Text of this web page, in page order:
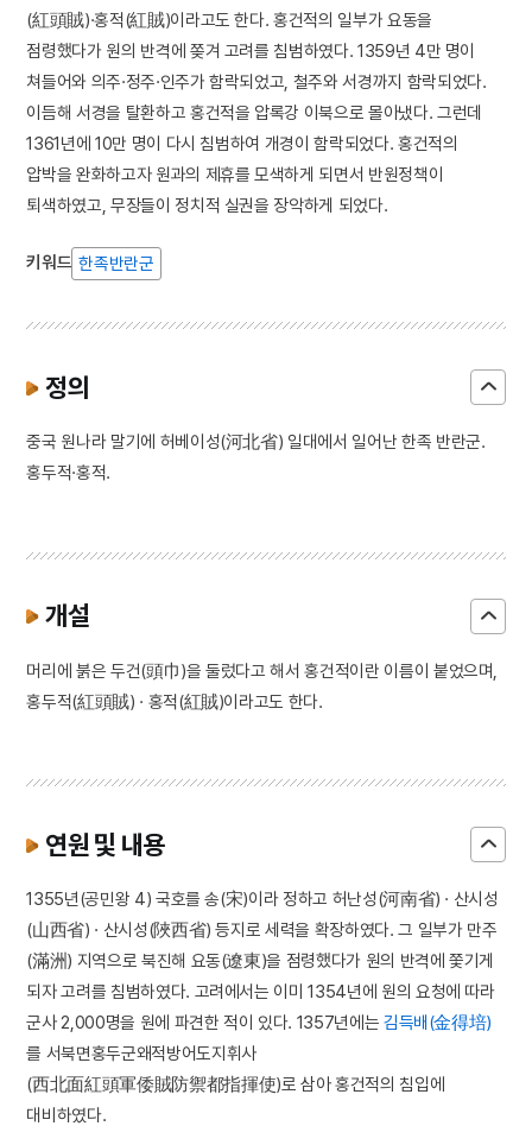
(紅頭賊)·홍적(紅賊)이라고도 한다. 홍건적의 일부가 요동을
점령했다가 원의 반격에 쫒겨 고려를 침범하였다. 1359년 4만 명이
쳐들어와 의주·정주·인주가 함락되었고, 철주와 서경까지 함락되었다.
이듬해 서경을 탈환하고 홍건적을 압록강 이북으로 몰아냈다. 그런데
1361년에 10만 명이 다시 침범하여 개경이 함락되었다. 홍건적의
압박을 완화하고자 원과의 제휴를 모색하게 되면서 반원정책이
퇴색하였고, 무장들이 정치적 실권을 장악하게 되었다.
키워드 한족반란군
정의
중국 원나라 말기에 허베이성(河北省) 일대에서 일어난 한족 반란군.
홍두적·홍적.
개설
머리에 붉은 두건(頭巾)을 둘렀다고 해서 홍건적이란 이름이 붙었으며,
홍두적(紅頭賊) · 홍적(紅賊)이라고도 한다.
연원 및 내용
1355년(공민왕 4) 국호를 송(宋)이라 정하고 허난성(河南省) · 산시성
(山西省) · 산시성(陜西省) 등지로 세력을 확장하였다. 그 일부가 만주
(滿洲) 지역으로 북진해 요동(遼東)을 점령했다가 원의 반격에 쫓기게
되자 고려를 침범하였다. 고려에서는 이미 1354년에 원의 요청에 따라
군사 2,000명을 원에 파견한 적이 있다. 1357년에는 김득배(金得培)
를 서북면홍두군왜적방어도지휘사
(西北面紅頭軍倭賊防禦都指揮使)로 삼아 홍건적의 침입에
대비하였다.